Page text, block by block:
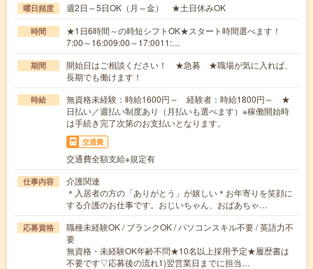
曜日頻度 週2日～5日OK（月～金） ★土日休みOK
時間
★1日6時間～の時短シフトOK★スタート時間選べます！
7:00～16:009:00～17:0011:…
期間
開始日はご相談ください！ ★急募 ★職場が気に入れば、
長期でも働けます！
時給
無資格未経験：時給1600円～ 経験者：時給1800円～ ★
日払い／週払い制度あり（月払いも選べます）※稼働開始時
は手続き完了次第のお支払いとなります。
交通費
交通費全額支給※規定有
仕事内容
介護関連
＊入居者の方の「ありがとう」が嬉しい＊お年寄りを笑顔に
する介護のお仕事です。おじいちゃん、おばあちゃ…
応募資格
職種未経験OK / ブランクOK / パソコンスキル不要 / 英語力不
要
無資格・未経験OK年齢不問★10名以上採用予定★履歴書は
不要です▽応募後の流れ1)翌営業日までに担当…